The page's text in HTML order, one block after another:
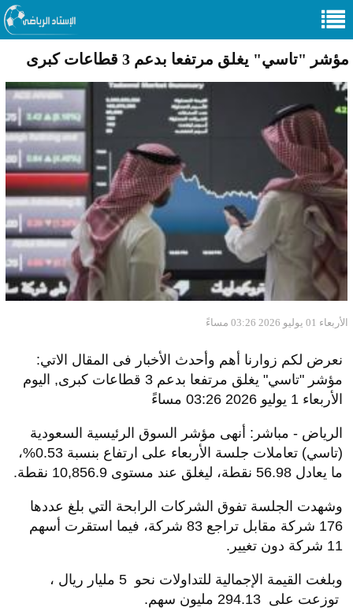
مؤشر "تاسي" يغلق مرتفعا بدعم 3 قطاعات كبرى
الأربعاء 01 يوليو 2026 03:26 مساءً
نعرض لكم زوارنا أهم وأحدث الأخبار فى المقال الاتي:
مؤشر "تاسي" يغلق مرتفعا بدعم 3 قطاعات كبرى, اليوم
الأربعاء 1 يوليو 2026 03:26 مساءً
الرياض - مباشر: أنهى مؤشر السوق الرئيسية السعودية
(تاسي) تعاملات جلسة الأربعاء على ارتفاع بنسبة 0.53%،
ما يعادل 56.98 نقطة، ليغلق عند مستوى 10,856.9 نقطة.
وشهدت الجلسة تفوق الشركات الرابحة التي بلغ عددها
176 شركة مقابل تراجع 83 شركة، فيما استقرت أسهم
11 شركة دون تغيير.
وبلغت القيمة الإجمالية للتداولات نحو 5 مليار ريال ،
توزعت على 294.13 مليون سهم.